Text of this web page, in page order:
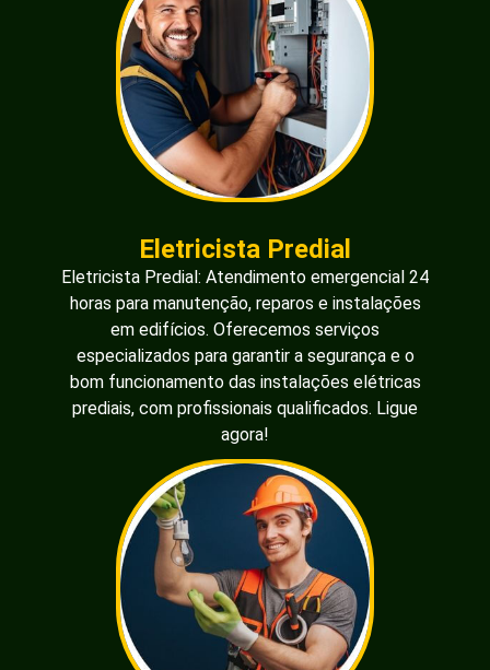
Eletricista Predial
Eletricista Predial: Atendimento emergencial 24
horas para manutenção, reparos e instalações
em edifícios. Oferecemos serviços
especializados para garantir a segurança e o
bom funcionamento das instalações elétricas
prediais, com profissionais qualificados. Ligue
agora!